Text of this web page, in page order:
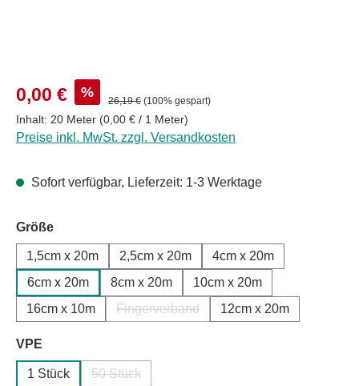
Verkaufspreis:
0,00 € % Regulärer Preis:
26,19 € (100% gespart)
Inhalt: 20 Meter (0,00 € / 1 Meter)
Preise inkl. MwSt. zzgl. Versandkosten
Sofort verfügbar, Lieferzeit: 1-3 Werktage
Größeauswählen
1,5cm x 20m 2,5cm x 20m
4cm x 20m
6cm x 20m
8cm x 20m
10cm x 20m
16cm x 10m
Fingerverband
(Diese Option ist zurzeit nicht
12cm x 20m
VPE
1 Stück 50 Stück